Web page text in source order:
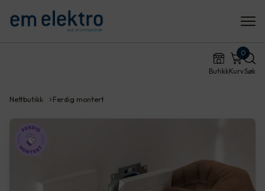
ButikkKurv
0
Søk
Nettbutikk Ferdig montert